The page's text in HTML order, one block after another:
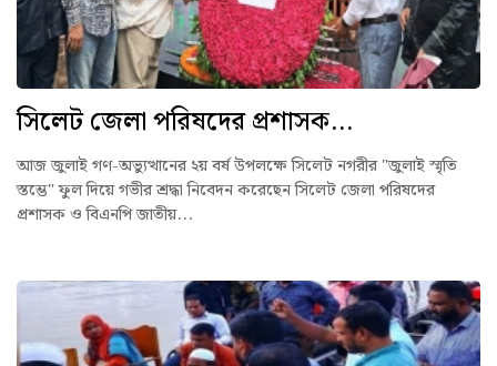
সিলেট জেলা পরিষদের প্রশাসক...
আজ জুলাই গণ-অভ্যুত্থানের ২য় বর্ষ উপলক্ষে সিলেট নগরীর "জুলাই স্মৃতি
স্তম্ভে" ফুল দিয়ে গভীর শ্রদ্ধা নিবেদন করেছেন সিলেট জেলা পরিষদের
প্রশাসক ও বিএনপি জাতীয়...